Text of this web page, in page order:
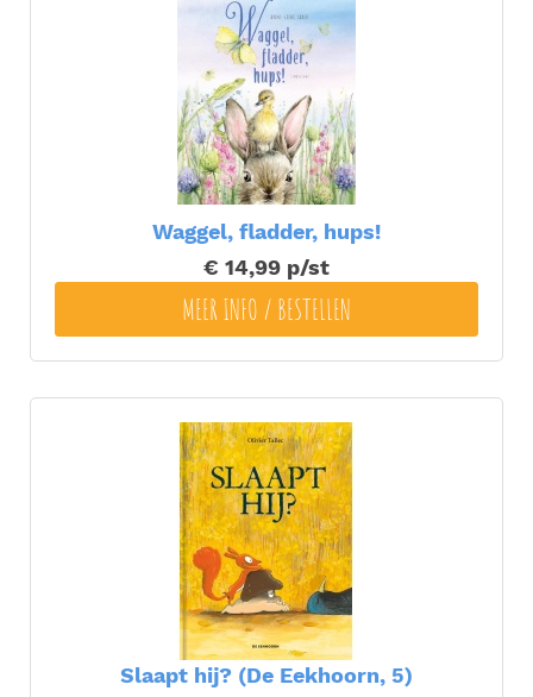
Waggel, fladder, hups!
€ 14,99 p/st
MEER INFO / BESTELLEN
Slaapt hij? (De Eekhoorn, 5)